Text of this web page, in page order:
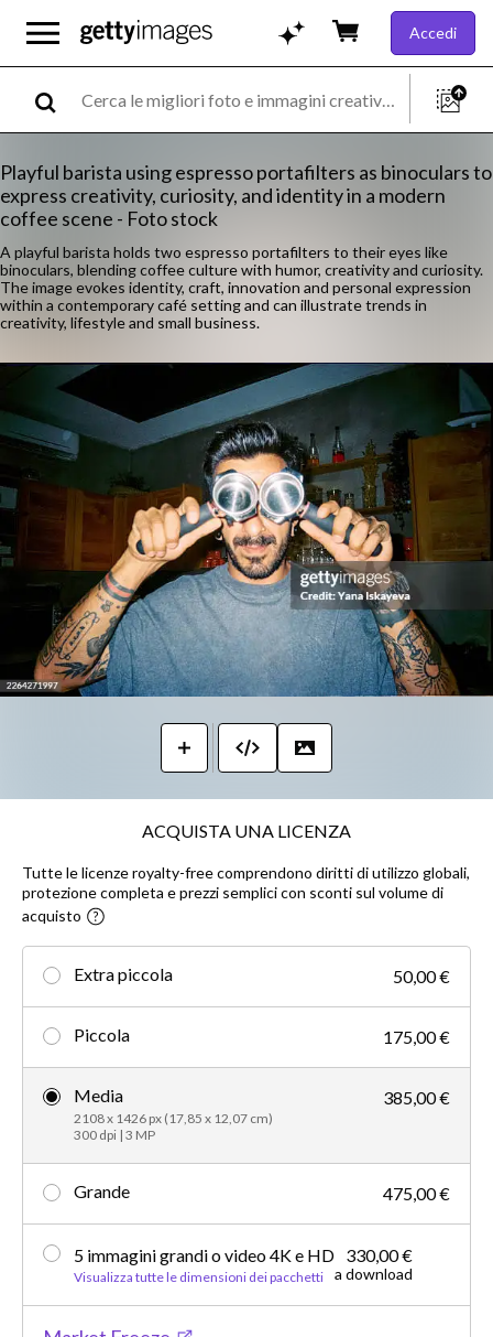
Accedi
Playful barista using espresso portafilters as binoculars to
express creativity, curiosity, and identity in a modern
coffee scene - Foto stock
A playful barista holds two espresso portafilters to their eyes like
binoculars, blending coffee culture with humor, creativity and curiosity.
The image evokes identity, craft, innovation and personal expression
within a contemporary café setting and can illustrate trends in
creativity, lifestyle and small business.
ACQUISTA UNA LICENZA
Tutte le licenze royalty-free comprendono diritti di utilizzo globali,
protezione completa e prezzi semplici con sconti sul volume di
acquisto
Extra piccola 50,00 €
Piccola 175,00 €
Media
2108 x 1426 px (17,85 x 12,07 cm)
300 dpi | 3 MP
385,00 €
Grande 475,00 €
5 immagini grandi o video 4K e HD
Visualizza tutte le dimensioni dei pacchetti
330,00 €
a download